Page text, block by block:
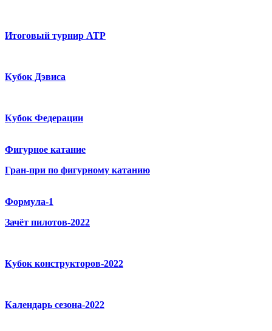
Итоговый турнир ATP
Кубок Дэвиса
Кубок Федерации
Фигурное катание
Гран-при по фигурному катанию
Формула-1
Зачёт пилотов-2022
Кубок конструкторов-2022
Календарь сезона-2022